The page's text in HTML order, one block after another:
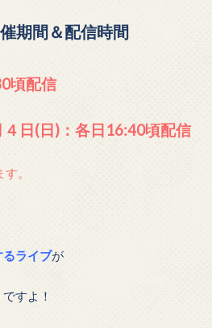
期間＆配信時間
頃配信
４日(日)： 各日16:40頃配信
。
るライブが
すよ！